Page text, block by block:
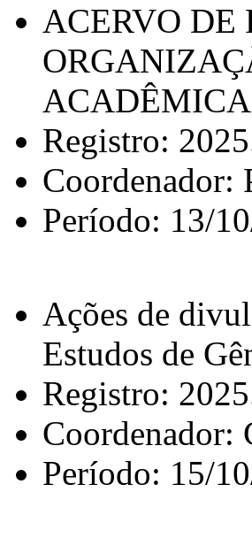
ACERVO DE
ACADÊMICA
Registro:
Coordenador:
Período: 13/
Ações de
Estudos de
Registro:
Coordenador:
Período: 15/